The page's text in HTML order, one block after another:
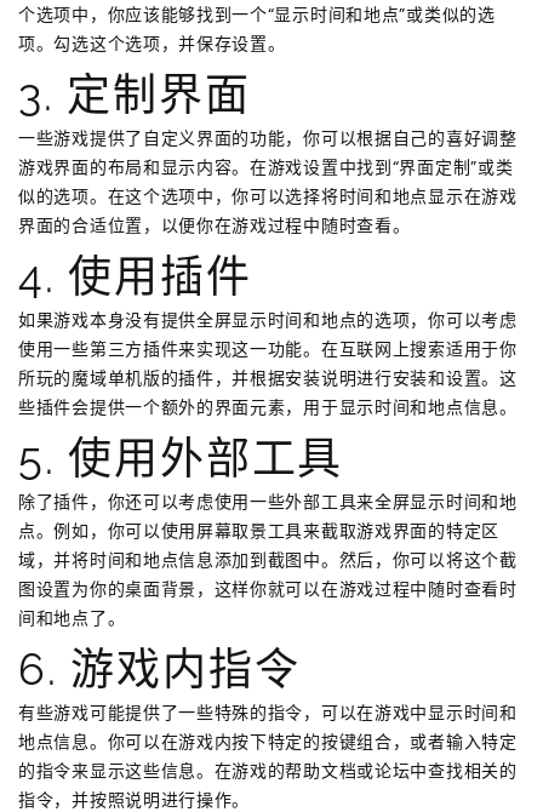
个选项中，你应该能够找到一个“显示时间和地点”或类似的选
项。勾选这个选项，并保存设置。
3. 定制界面
一些游戏提供了自定义界面的功能，你可以根据自己的喜好调整
游戏界面的布局和显示内容。在游戏设置中找到“界面定制”或类
似的选项。在这个选项中，你可以选择将时间和地点显示在游戏
界面的合适位置，以便你在游戏过程中随时查看。
4. 使用插件
如果游戏本身没有提供全屏显示时间和地点的选项，你可以考虑
使用一些第三方插件来实现这一功能。在互联网上搜索适用于你
所玩的魔域单机版的插件，并根据安装说明进行安装和设置。这
些插件会提供一个额外的界面元素，用于显示时间和地点信息。
5. 使用外部工具
除了插件，你还可以考虑使用一些外部工具来全屏显示时间和地
点。例如，你可以使用屏幕取景工具来截取游戏界面的特定区
域，并将时间和地点信息添加到截图中。然后，你可以将这个截
图设置为你的桌面背景，这样你就可以在游戏过程中随时查看时
间和地点了。
6. 游戏内指令
有些游戏可能提供了一些特殊的指令，可以在游戏中显示时间和
地点信息。你可以在游戏内按下特定的按键组合，或者输入特定
的指令来显示这些信息。在游戏的帮助文档或论坛中查找相关的
指令，并按照说明进行操作。